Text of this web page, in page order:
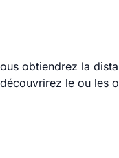
obtiendrez la
le ou les